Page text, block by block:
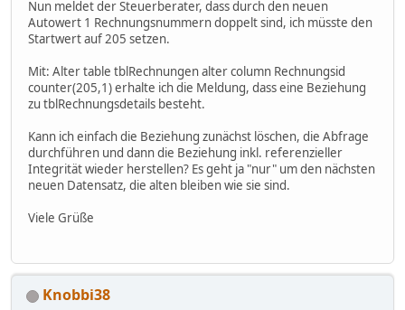
Nun meldet der Steuerberater, dass durch den neuen
Autowert 1 Rechnungsnummern doppelt sind, ich müsste den
Startwert auf 205 setzen.
Mit: Alter table tblRechnungen alter column Rechnungsid
counter(205,1) erhalte ich die Meldung, dass eine Beziehung
zu tblRechnungsdetails besteht.
Kann ich einfach die Beziehung zunächst löschen, die Abfrage
durchführen und dann die Beziehung inkl. referenzieller
Integrität wieder herstellen? Es geht ja "nur" um den nächsten
neuen Datensatz, die alten bleiben wie sie sind.
Viele Grüße
Knobbi38